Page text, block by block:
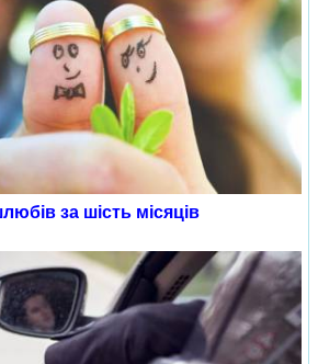
за шість місяців